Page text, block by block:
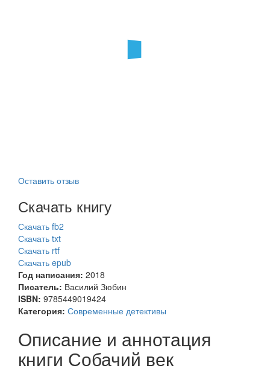
Оставить отзыв
Скачать книгу
Скачать fb2
Скачать txt
Скачать rtf
Скачать epub
Год написания: 2018
Писатель: Василий Зюбин
ISBN: 9785449019424
Категория: Современные детективы
Описание и аннотация
книги Собачий век